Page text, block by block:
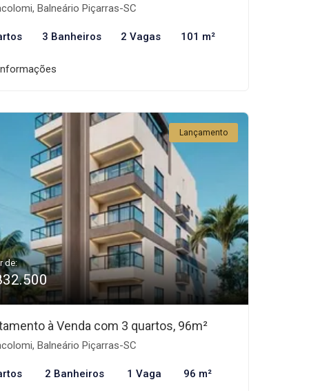
Balneário Piçarras-SC
3 Banheiros 2 Vagas 101 m²
Lançamento
de:
à Venda com 3 quartos, 96m²
Balneário Piçarras-SC
2 Banheiros 1 Vaga 96 m²